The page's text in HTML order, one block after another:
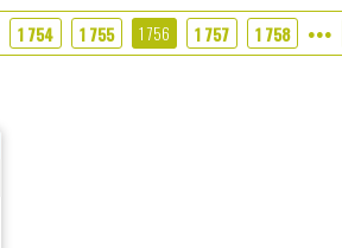
1 754 1 755 1 756 1 757 1 758 ●●●